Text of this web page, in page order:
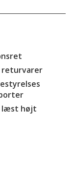
returvarer
læst højt